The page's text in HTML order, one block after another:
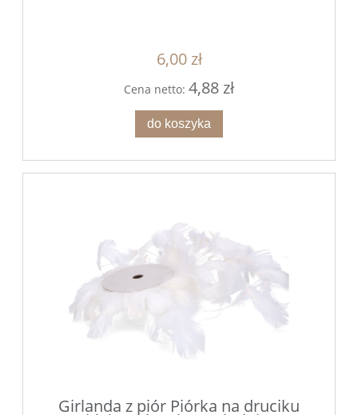
6,00 zł
Cena netto: 4,88 zł
do koszyka
Girlanda z piór Piórka na druciku